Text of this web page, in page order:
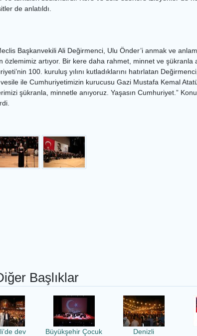
de anlatıldı.
Başkanvekili Ali Değirmenci, Ulu Önder’i anmak ve
özlemimiz artıyor. Bir kere daha rahmet, minnet ve
100. kuruluş yılını kutladıklarını hatırlatan
ile Cumhuriyetimizin kurucusu Gazi Mustafa Kemal
şükranla, minnetle anıyoruz. Yaşasın Cumhuriyet.”
Başlıklar
dev
Büyükşehir Çocuk
Denizli